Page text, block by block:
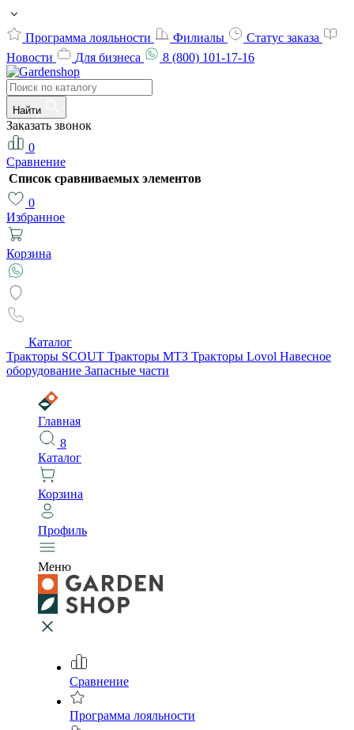
Программа лояльности Филиалы
Статус заказа
Новости
Для бизнеса 8 (800) 101-17-16
Найти
Заказать звонок
0
Сравнение
Список сравниваемых элементов
0
Избранное
Корзина
Каталог
Тракторы SCOUT Тракторы МТЗ Тракторы Lovol Навесное
оборудование Запасные части
Главная
8
Каталог
Корзина
Профиль
Меню
Сравнение
Программа лояльности